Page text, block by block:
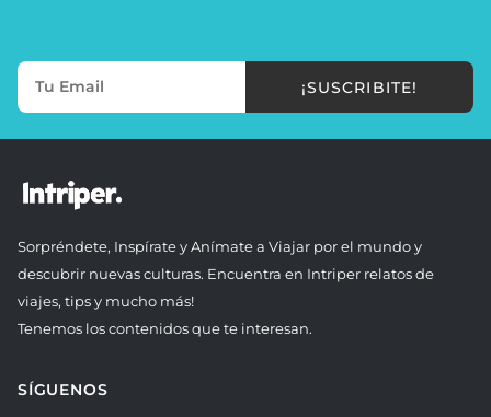
¡SUSCRIBITE!
Sorpréndete, Inspírate y Anímate a Viajar por el mundo y
descubrir nuevas culturas. Encuentra en Intriper relatos de
viajes, tips y mucho más!
Tenemos los contenidos que te interesan.
SÍGUENOS